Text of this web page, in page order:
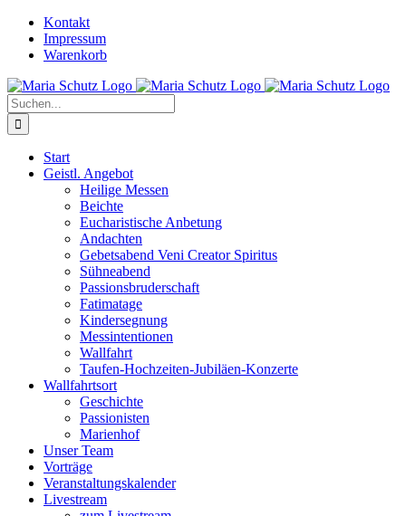
Zum
Inhalt
springen
YouTube
InstagramKontakt
Impressum
Warenkorb
Suche
nach:
Start
Geistl. Angebot
Heilige Messen
Beichte
Eucharistische Anbetung
Andachten
Gebetsabend Veni Creator Spiritus
Sühneabend
Passionsbruderschaft
Fatimatage
Kindersegnung
Messintentionen
Wallfahrt
Taufen-Hochzeiten-Jubiläen-Konzerte
Wallfahrtsort
Geschichte
Passionisten
Marienhof
Unser Team
Vorträge
Veranstaltungskalender
Livestream